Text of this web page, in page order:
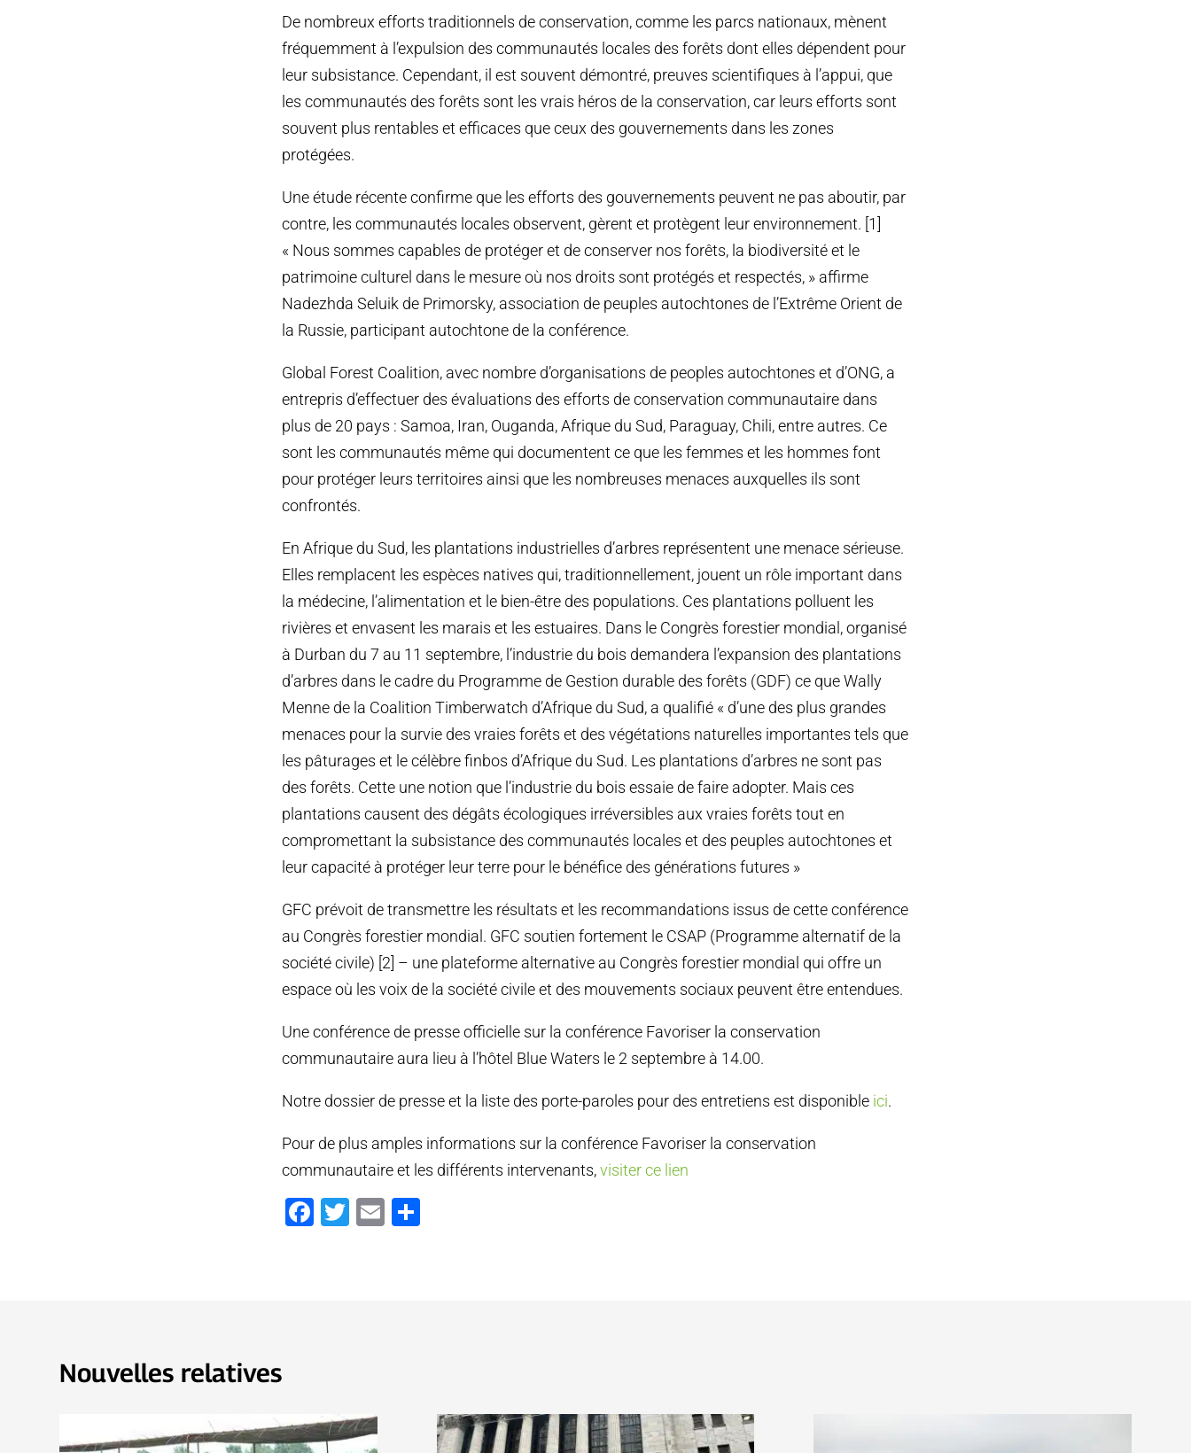
De nombreux efforts traditionnels de conservation, comme les parcs nationaux, mènent
fréquemment à l’expulsion des communautés locales des forêts dont elles dépendent pour
leur subsistance. Cependant, il est souvent démontré, preuves scientifiques à l’appui, que
les communautés des forêts sont les vrais héros de la conservation, car leurs efforts sont
souvent plus rentables et efficaces que ceux des gouvernements dans les zones
protégées.
Une étude récente confirme que les efforts des gouvernements peuvent ne pas aboutir, par
contre, les communautés locales observent, gèrent et protègent leur environnement. [1]
« Nous sommes capables de protéger et de conserver nos forêts, la biodiversité et le
patrimoine culturel dans le mesure où nos droits sont protégés et respectés, » affirme
Nadezhda Seluik de Primorsky, association de peuples autochtones de l’Extrême Orient de
la Russie, participant autochtone de la conférence.
Global Forest Coalition, avec nombre d’organisations de peoples autochtones et d’ONG, a
entrepris d’effectuer des évaluations des efforts de conservation communautaire dans
plus de 20 pays : Samoa, Iran, Ouganda, Afrique du Sud, Paraguay, Chili, entre autres. Ce
sont les communautés même qui documentent ce que les femmes et les hommes font
pour protéger leurs territoires ainsi que les nombreuses menaces auxquelles ils sont
confrontés.
En Afrique du Sud, les plantations industrielles d’arbres représentent une menace sérieuse.
Elles remplacent les espèces natives qui, traditionnellement, jouent un rôle important dans
la médecine, l’alimentation et le bien-être des populations. Ces plantations polluent les
rivières et envasent les marais et les estuaires. Dans le Congrès forestier mondial, organisé
à Durban du 7 au 11 septembre, l’industrie du bois demandera l’expansion des plantations
d’arbres dans le cadre du Programme de Gestion durable des forêts (GDF) ce que Wally
Menne de la Coalition Timberwatch d’Afrique du Sud, a qualifié « d’une des plus grandes
menaces pour la survie des vraies forêts et des végétations naturelles importantes tels que
les pâturages et le célèbre finbos d’Afrique du Sud. Les plantations d’arbres ne sont pas
des forêts. Cette une notion que l’industrie du bois essaie de faire adopter. Mais ces
plantations causent des dégâts écologiques irréversibles aux vraies forêts tout en
compromettant la subsistance des communautés locales et des peuples autochtones et
leur capacité à protéger leur terre pour le bénéfice des générations futures »
GFC prévoit de transmettre les résultats et les recommandations issus de cette conférence
au Congrès forestier mondial. GFC soutien fortement le CSAP (Programme alternatif de la
société civile) [2] – une plateforme alternative au Congrès forestier mondial qui offre un
espace où les voix de la société civile et des mouvements sociaux peuvent être entendues.
Une conférence de presse officielle sur la conférence Favoriser la conservation
communautaire aura lieu à l’hôtel Blue Waters le 2 septembre à 14.00.
Notre dossier de presse et la liste des porte-paroles pour des entretiens est disponible ici.
Pour de plus amples informations sur la conférence Favoriser la conservation
communautaire et les différents intervenants,visiter ce lien
Facebook
Twitter
Email
Nouvelles relatives